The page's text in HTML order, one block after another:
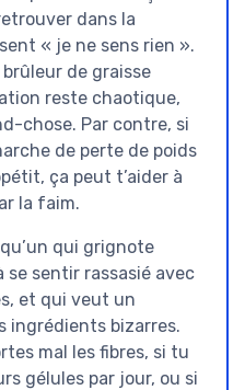
dans la
« je ne sens rien ».
brûleur de graisse
reste chaotique,
chose. Par contre, si
de perte de poids
ça peut t’aider à
la faim.
qui grignote
se sentir rassasié avec
et qui veut un
ingrédients bizarres.
mal les fibres, si tu
gélules par jour, ou si